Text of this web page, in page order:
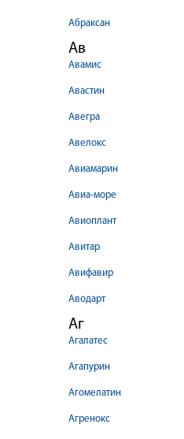
Абраксан
Ав
Авамис
Авастин
Авегра
Авелокс
Авиамарин
Авиа-море
Авиоплант
Авитар
Авифавир
Аводарт
Аг
Агалатес
Агапурин
Агомелатин
Агренокс